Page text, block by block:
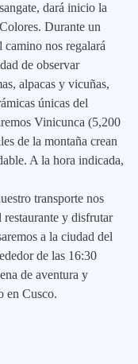
dará inicio la
Durante un
camino nos regalará
de observar
alpacas y vicuñas,
únicas del
Vinicunca (5,200
de la montaña crean
A la hora indicada,
transporte nos
restaurante y disfrutar
a la ciudad del
de las 16:30
de aventura y
en Cusco.